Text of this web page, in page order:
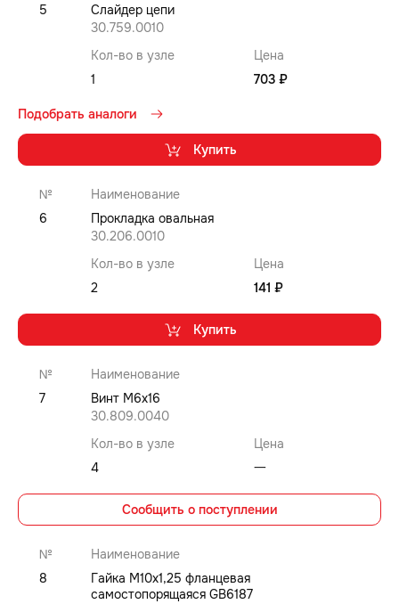
5
Слайдер цепи
30.759.0010
Кол-во в узле
Цена
1
703 ₽
Купить
Подобрать аналоги
№
Наименование
6
Прокладка овальная
30.206.0010
Кол-во в узле
Цена
2
141 ₽
Купить
№
Наименование
7
Винт M6x16
30.809.0040
Кол-во в узле
Цена
4
⼀
Сообщить о поступлении
№
Наименование
8
Гайка M10x1,25 фланцевая
самостопорящаяся GB6187